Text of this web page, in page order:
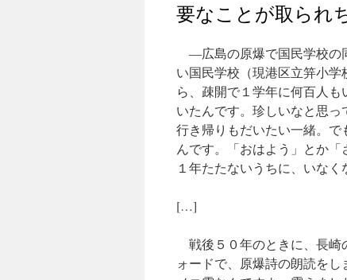
要なことが取られ
―広島の原爆で国民学校の
い国民学校（現港区立笄小
ら、疎開で１学年に何百人
いたんです。珍しいなと思っ
行き帰りもだいたい一緒。
んです。「おはよう」とか
１年たたないうちに、いな
[…]
戦後５０年のときに、長崎
ォードで、原爆詩の朗読を